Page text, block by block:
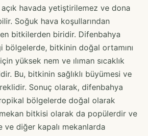
havada yetiştirilemez ve dona
Soğuk hava koşullarından
bitkilerden biridir. Difenbahya
bölgelerde, bitkinin doğal ortamını
yüksek nem ve ılıman sıcaklık
Bu, bitkinin sağlıklı büyümesi ve
Sonuç olarak, difenbahya
bölgelerde doğal olarak
bitkisi olarak da popülerdir ve
ve diğer kapalı mekanlarda